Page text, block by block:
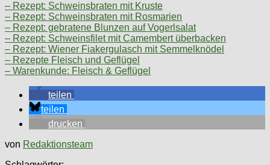
– Rezept: Schweinsbraten mit Kruste
– Rezept: Schweinsbraten mit Rosmarien
– Rezept: gebratene Blunzen auf Vogerlsalat
– Rezept: Schweinsfilet mit Camembert überbacken
– Rezept: Wiener Fiakergulasch mit Semmelknödel
– Rezepte Fleisch und Geflügel
– Warenkunde: Fleisch & Geflügel
teilen
teilen
drucken
von Redaktionsteam